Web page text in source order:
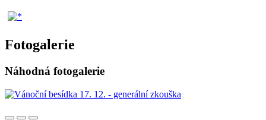
Fotogalerie
Náhodná fotogalerie